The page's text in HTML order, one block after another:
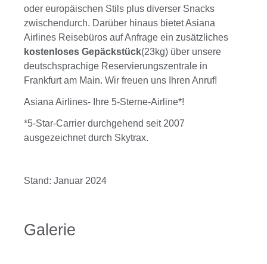
oder europäischen Stils plus diverser Snacks
zwischendurch. Darüber hinaus bietet Asiana
Airlines Reisebüros auf Anfrage ein zusätzliches
kostenloses Gepäckstück(23kg) über unsere
deutschsprachige Reservierungszentrale in
Frankfurt am Main. Wir freuen uns Ihren Anruf!
Asiana Airlines- Ihre 5-Sterne-Airline*!
*5-Star-Carrier durchgehend seit 2007
ausgezeichnet durch Skytrax.
Stand: Januar 2024
Galerie